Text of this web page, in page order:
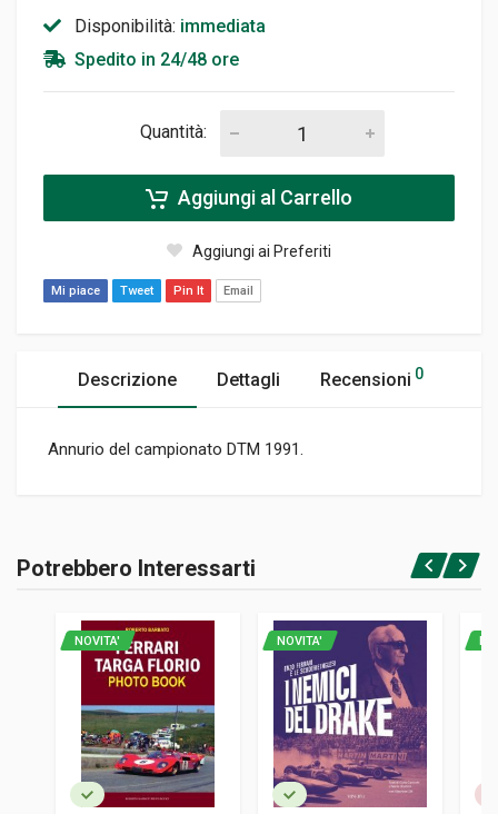
Disponibilità: immediata
Spedito in 24/48 ore
Quantità:
Aggiungi al Carrello
Aggiungi ai Preferiti
Mi piace Tweet Pin It Email
Descrizione Dettagli Recensioni 0
Annurio del campionato DTM 1991.
Rilegato
Rallye Racing Special
LINGUA DEL TESTO
DATA DI STAMPA
04/1991
Accedi o registrati
Potrebbero Interessarti
NOVITA' NOVITA'